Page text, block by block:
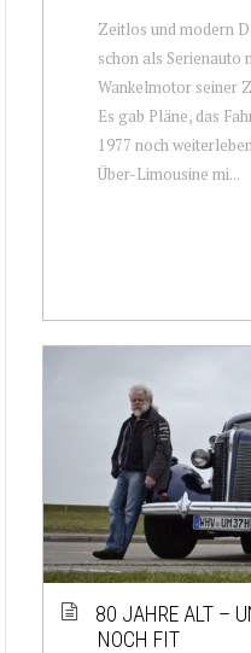
Zeitlos und modern
schon als Serienauto
Wankelmotor seiner
Es gab Pläne, das
1977 noch
Über-Limousine mi...
80 JAHRE ALT –
NOCH FIT